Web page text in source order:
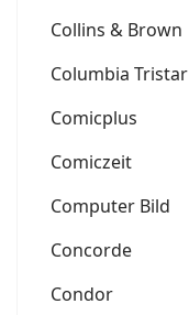
Collins & Brown
Columbia Tristar
Comicplus
Comiczeit
Computer Bild
Concorde
Condor